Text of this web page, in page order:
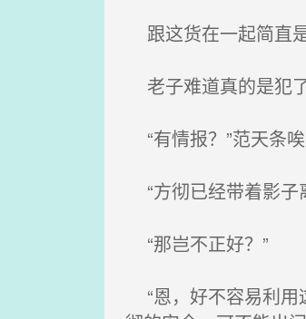
跟这货在一起简直
老子难道真的是犯
“有情报？”范天条唉
“方彻已经带着影子
“那岂不正好？”
“恩，好不容易利用